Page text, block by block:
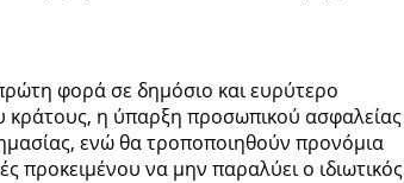
φορά σε δημόσιο και ευρύτερο
κράτους, η ύπαρξη προσωπικού ασφαλείας
ενώ θα τροποποιηθούν προνόμια
προκειμένου να μην παραλύει ο ιδιωτικός